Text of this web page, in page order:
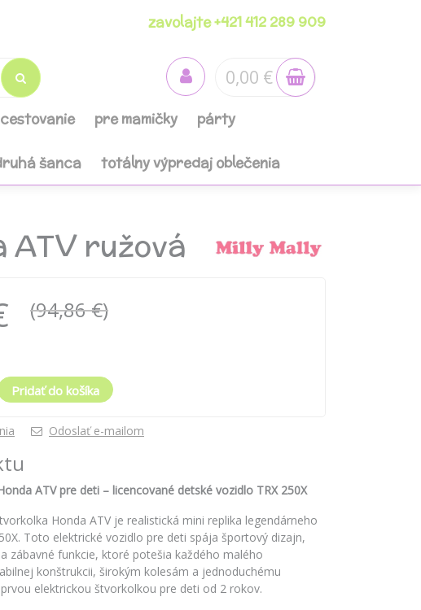
zavolajte +421 412 289 909
0,00 €
cestovanie pre mamičky párty
šanca totálny výpredaj oblečenia
ružová
(94,86 €)
Pridať do košíka
Odoslať e-mailom
ATV pre deti – licencované detské vozidlo TRX 250X
Honda ATV je realistická mini replika legendárneho
Toto elektrické vozidlo pre deti spája športový dizajn,
zábavné funkcie, ktoré potešia každého malého
konštrukcii, širokým kolesám a jednoduchému
elektrickou štvorkolkou pre deti od 2 rokov.